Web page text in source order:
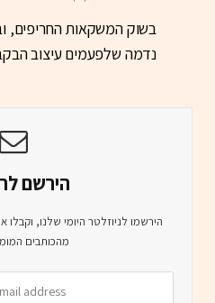
בשוק המשקאות החריפים,
נדמה שלפעמים עיצוב
הירשם
הירשמו לניוזלטר היומי שלנו,
מהכותבים